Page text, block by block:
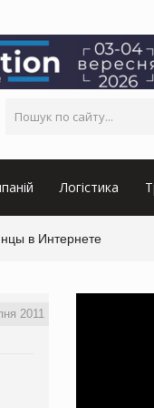
Логістика
в Интернете
2011